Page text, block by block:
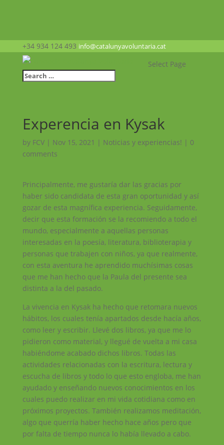
+34 934 124 493 info@catalunyavoluntaria.cat
Select Page
Experencia en Kysak
by FCV| Nov 15, 2021 | Noticias y experiencias! | 0
comments
Principalmente, me gustaría dar las gracias por
haber sido candidata de esta gran oportunidad y así
gozar de esta magnífica experiencia. Seguidamente,
decir que esta formación se la recomiendo a todo el
mundo, especialmente a aquellas personas
interesadas en la poesía, literatura, biblioterapia y
personas que trabajen con niños, ya que realmente,
con esta aventura he aprendido muchísimas cosas
que me han hecho que la Paula del presente sea
distinta a la del pasado.
La vivencia en Kysak ha hecho que retomara nuevos
hábitos, los cuales tenía apartados desde hacía años,
como leer y escribir. Llevé dos libros, ya que me lo
pidieron como material, y llegué de vuelta a mi casa
habiéndome acabado dichos libros. Todas las
actividades relacionadas con la escritura, lectura y
escucha de libros y todo lo que esto engloba, me han
ayudado y enseñando nuevos conocimientos en los
cuales puedo realizar en mi vida cotidiana como en
próximos proyectos. También realizamos meditación,
algo que querría haber hecho hace años pero que
por falta de tiempo nunca lo había llevado a cabo.